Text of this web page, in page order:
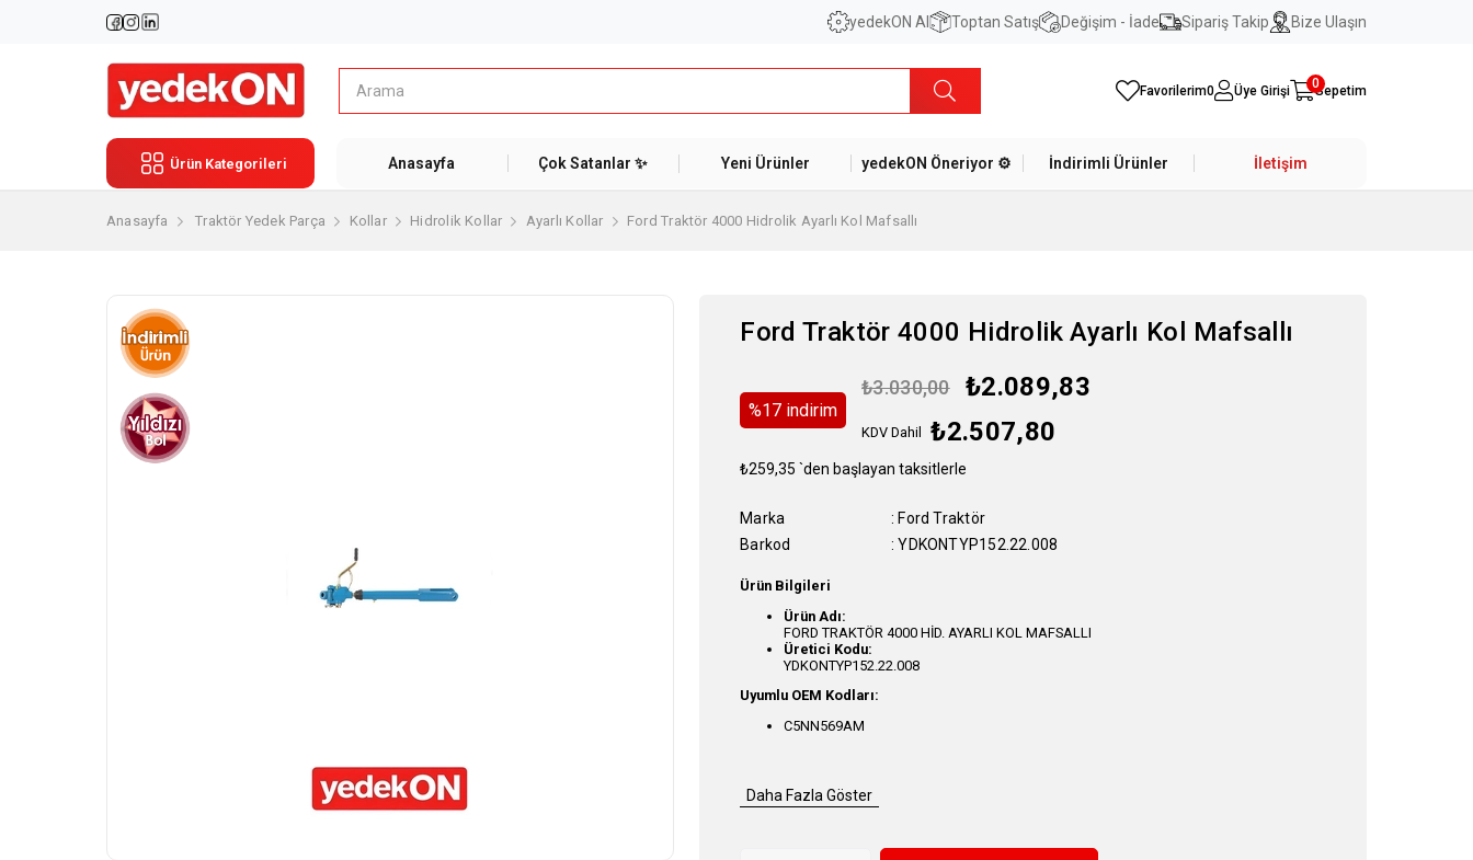
yedekON AI Toptan Satış Değişim - İade Sipariş Takip Bize Ulaşın
Favorilerim0 Üye Girişi Sepetim
0
Ürün Kategorileri Anasayfa Çok Satanlar ✨ Yeni Ürünler yedekON Öneriyor ⚙️ İndirimli Ürünler İletişim
Anasayfa Traktör Yedek Parça Kollar Hidrolik Kollar Ayarlı Kollar Ford Traktör 4000 Hidrolik Ayarlı Kol Mafsallı
Ford Traktör 4000 Hidrolik Ayarlı Kol Mafsallı
%17 i̇ndirim
₺3.030,00 ₺2.089,83
KDV Dahil ₺2.507,80
₺259,35 `den başlayan taksitlerle
Marka : Ford Traktör
Barkod
: YDKONTYP152.22.008
Ürün Bilgileri
Ürün Adı:
FORD TRAKTÖR 4000 HİD. AYARLI KOL MAFSALLI
Üretici Kodu:
YDKONTYP152.22.008
Uyumlu OEM Kodları:
C5NN569AM
Daha Fazla Göster